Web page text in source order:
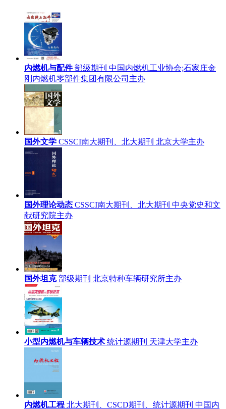
内燃机与配件 部级期刊 中国内燃机工业协会;石家庄金
刚内燃机零部件集团有限公司主办
国外文学 CSSCI南大期刊、北大期刊 北京大学主办
国外理论动态 CSSCI南大期刊、北大期刊 中央党史和文
献研究院主办
国外坦克 部级期刊 北京特种车辆研究所主办
小型内燃机与车辆技术 统计源期刊 天津大学主办
内燃机工程 北大期刊、CSCD期刊、统计源期刊 中国内